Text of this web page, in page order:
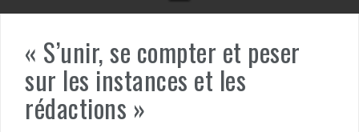
« S’unir, se compter et peser
sur les instances et les
rédactions »